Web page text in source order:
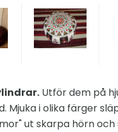
Utför dem på
Mjuka i olika färger
ut skarpa hörn och